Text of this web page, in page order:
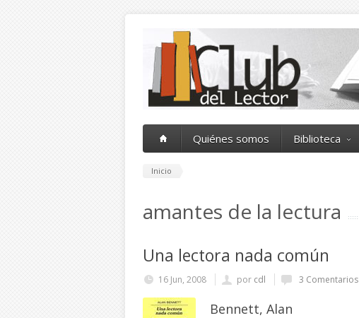
Quiénes somos Biblioteca
Inicio
amantes de la lectura
Una lectora nada común
16 Jun, 2008 por cdl 3 Comentarios
Bennett, Alan